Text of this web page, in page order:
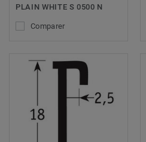
PLAIN WHITE S 0500 N
Comparer